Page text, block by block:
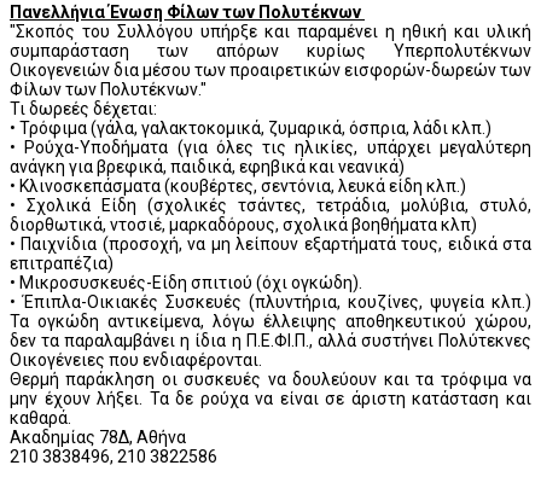
Πανελλήνια Ένωση Φίλων των Πολυτέκνων
"Σκοπός του Συλλόγου υπήρξε και παραμένει η ηθική και υλική
συμπαράσταση των απόρων κυρίως Υπερπολυτέκνων
Οικογενειών δια μέσου των προαιρετικών εισφορών-δωρεών των
Φίλων των Πολυτέκνων."
Τι δωρεές δέχεται:
• Τρόφιμα (γάλα, γαλακτοκομικά, ζυμαρικά, όσπρια, λάδι κλπ.)
• Ρούχα-Υποδήματα (για όλες τις ηλικίες, υπάρχει μεγαλύτερη
ανάγκη για βρεφικά, παιδικά, εφηβικά και νεανικά)
• Κλινοσκεπάσματα (κουβέρτες, σεντόνια, λευκά είδη κλπ.)
• Σχολικά Είδη (σχολικές τσάντες, τετράδια, μολύβια, στυλό,
διορθωτικά, ντοσιέ, μαρκαδόρους, σχολικά βοηθήματα κλπ)
• Παιχνίδια (προσοχή, να μη λείπουν εξαρτήματά τους, ειδικά στα
επιτραπέζια)
• Μικροσυσκευές-Είδη σπιτιού (όχι ογκώδη).
• Έπιπλα-Οικιακές Συσκευές (πλυντήρια, κουζίνες, ψυγεία κλπ.)
Τα ογκώδη αντικείμενα, λόγω έλλειψης αποθηκευτικού χώρου,
δεν τα παραλαμβάνει η ίδια η Π.Ε.ΦΙ.Π., αλλά συστήνει Πολύτεκνες
Οικογένειες που ενδιαφέρονται.
Θερμή παράκληση οι συσκευές να δουλεύουν και τα τρόφιμα να
μην έχουν λήξει. Τα δε ρούχα να είναι σε άριστη κατάσταση και
καθαρά.
Ακαδημίας 78Δ, Αθήνα
210 3838496, 210 3822586